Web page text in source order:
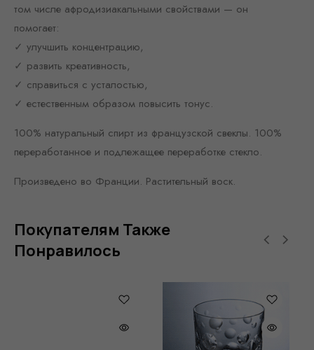
том числе афродизиакальными свойствами — он
помогает:
✓ улучшить концентрацию,
✓ развить креативность,
✓ справиться с усталостью,
✓ естественным образом повысить тонус.
100% натуральный спирт из французской свеклы. 100%
переработанное и подлежащее переработке стекло.
Произведено во Франции. Растительный воск.
Покупателям Также
Понравилось